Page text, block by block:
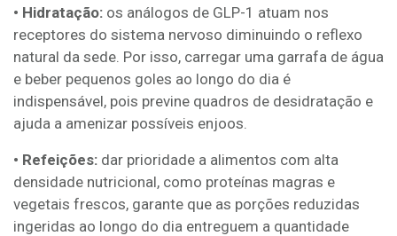
• Hidratação: os análogos de GLP-1 atuam nos
receptores do sistema nervoso diminuindo o reflexo
natural da sede. Por isso, carregar uma garrafa de água
e beber pequenos goles ao longo do dia é
indispensável, pois previne quadros de desidratação e
ajuda a amenizar possíveis enjoos.
• Refeições: dar prioridade a alimentos com alta
densidade nutricional, como proteínas magras e
vegetais frescos, garante que as porções reduzidas
ingeridas ao longo do dia entreguem a quantidade